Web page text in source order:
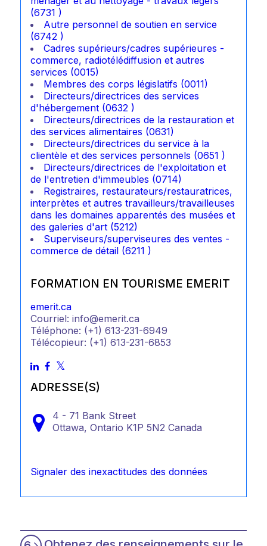
(6731 )
Autre personnel de soutien en service
(6742 )
Cadres supérieurs/cadres supérieures -
commerce, radiotélédiffusion et autres
services (0015)
Membres des corps législatifs (0011)
Directeurs/directrices des services
d'hébergement (0632 )
Directeurs/directrices de la restauration et
des services alimentaires (0631)
Directeurs/directrices du service à la
clientèle et des services personnels (0651 )
Directeurs/directrices de l'exploitation et
de l'entretien d'immeubles (0714)
Registraires, restaurateurs/restauratrices,
interprètes et autres travailleurs/travailleuses
dans les domaines apparentés des musées et
des galeries d'art (5212)
Superviseurs/superviseures des ventes -
commerce de détail (6211 )
FORMATION EN TOURISME EMERIT
emerit.ca
Courriel: info@emerit.ca
Téléphone: (+1) 613-231-6949
Télécopieur: (+1) 613-231-6853
ADRESSE(S)
4 - 71 Bank Street
Ottawa, Ontario K1P 5N2 Canada
Signaler des inexactitudes des données